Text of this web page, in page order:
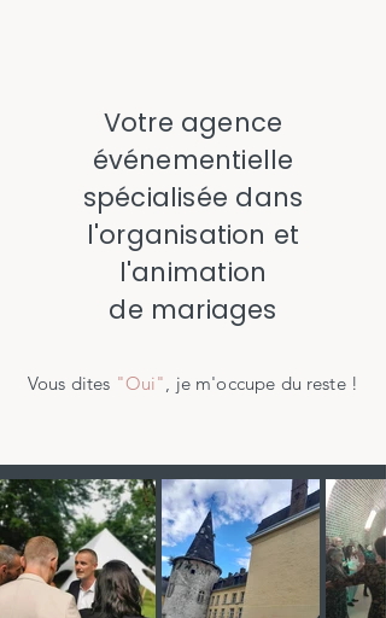
Votre agence
événementielle
spécialisée dans
l'organisation et
l'animation
de mariages
Vous dites "Oui", je m'occupe du reste !